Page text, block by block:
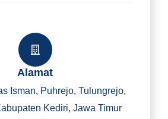
Alamat
Isman, Puhrejo, Tulungrejo,
Kediri, Jawa Timur